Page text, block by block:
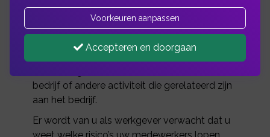
alleen veilige werkomstandigheden.
De Schadeverzekering voor Werknemers dekt
de schade van een werknemer door
ongevallen die plaats vinden tijdens de
bedrijf of andere activiteit die gerelateerd zijn
aan het bedrijf.
Er wordt van u als werkgever verwacht dat u
weet welke risico’s uw medewerkers lopen
Voorkeuren aanpassen
Accepteren en doorgaan